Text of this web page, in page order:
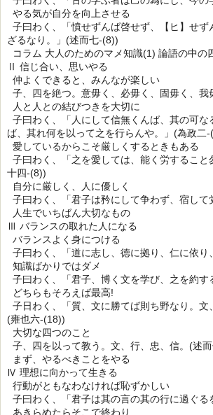
やる気が自分を向上させる
子曰わく、「憤せずんば啓せず、【ヒ】せ
ざるなり。」(述而七-(8))
コラム 大人のためのマメ知識(1) 論語の中の
Ⅱ 信じ合い、思いやる
仲よくできると、みんなが楽しい
子、四を絶つ。意毋く、必毋く、固毋く、我
人と人との結びつきを大切に
子曰わく、「人にして信無くんば、其の可
ば、其れ何を以って之を行らんや。」(為政二-
愛しているからこそ厳しくするときもある
子曰わく、「之を愛しては、能く労するこ
十四-(8))
自分に厳しく、人に優しく
子曰わく、「君子は矜にして争わず、宿し
人生でいちばん大切なもの
Ⅲ バランスの取れた人になる
バランスよく身につける
子曰わく、「道に志し、徳に拠り、仁に依
知識ばかりではダメ
子曰わく、「君子、博く文を学び、之を約
どちらもそろえば最高!
子日わく、「質、文に勝てば則ち野なり。
(雍也六-(18))
大切な四つのこと
子、四を以って教う。文、行、忠、信。(述
まず、やるべきことをやる
Ⅳ 理想に向かって生きる
行動がともなわなければ恥ずかしい
子曰わく、「君子は其の言の其の行に過ぐ
あきらめたらそこで終わり